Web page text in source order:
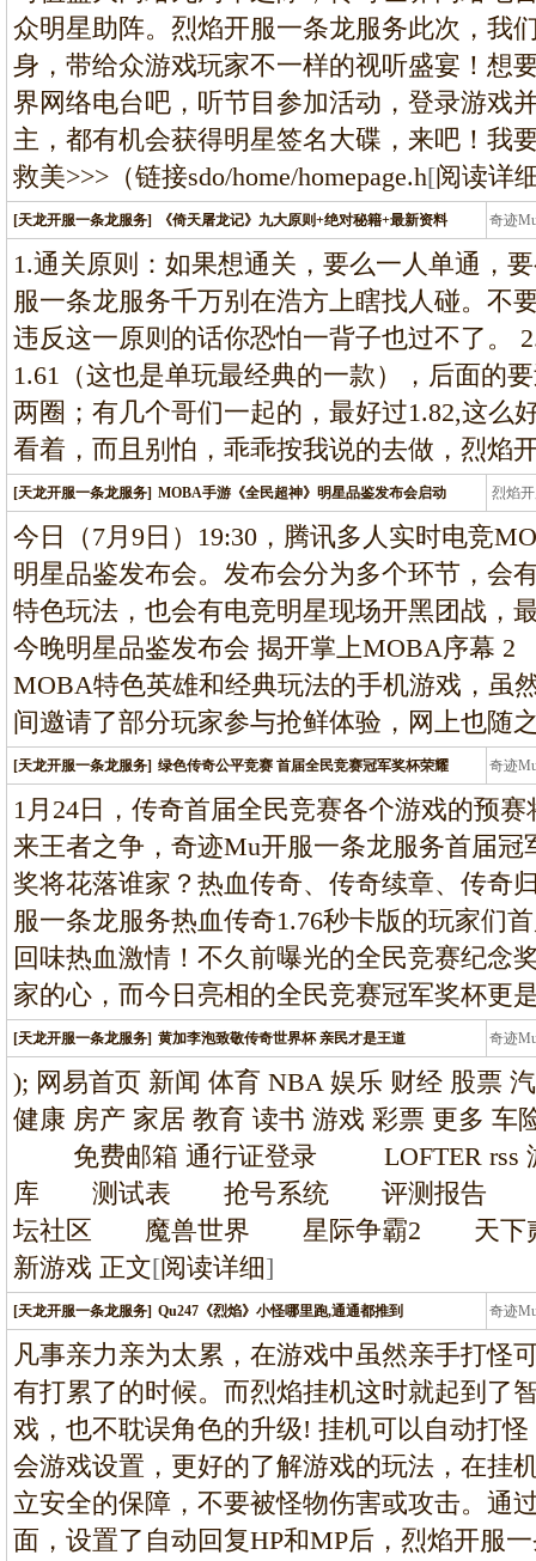
众明星助阵。烈焰开服一条龙服务此次，我
身，带给众游戏玩家不一样的视听盛宴！想
界网络电台吧，听节目参加活动，登录游戏
主，都有机会获得明星签名大碟，来吧！我
救美>>>（链接sdo/home/homepage.h[阅读详
[天龙开服一条龙服务] 《倚天屠龙记》九大原则+绝对秘籍+最新资料 奇迹
条
1.通关原则：如果想通关，要么一人单通，
服一条龙服务千万别在浩方上瞎找人碰。不
违反这一原则的话你恐怕一背子也过不了。
1.61（这也是单玩最经典的一款），后面的
两圈；有几个哥们一起的，最好过1.82,这么
看着，而且别怕，乖乖按我说的去做，烈焰
[天龙开服一条龙服务] MOBA手游《全民超神》明星品鉴发布会启动 烈焰
龙
今日（7月9日）19:30，腾讯多人实时电竞
明星品鉴发布会。发布会分为多个环节，会
特色玩法，也会有电竞明星现场开黑团战，
今晚明星品鉴发布会 揭开掌上MOBA序幕 2
MOBA特色英雄和经典玩法的手机游戏，虽
间邀请了部分玩家参与抢鲜体验，网上也随
[天龙开服一条龙服务] 绿色传奇公平竞赛 首届全民竞赛冠军奖杯荣耀 奇迹
条
1月24日，传奇首届全民竞赛各个游戏的预
来王者之争，奇迹Mu开服一条龙服务首届
奖将花落谁家？热血传奇、传奇续章、传奇
服一条龙服务热血传奇1.76秒卡版的玩家们
回味热血激情！不久前曝光的全民竞赛纪念
家的心，而今日亮相的全民竞赛冠军奖杯更
[天龙开服一条龙服务] 黄加李泡致敬传奇世界杯 亲民才是王道 奇迹
条
); 网易首页 新闻 体育 NBA 娱乐 财经 股票
健康 房产 家居 教育 读书 游戏 彩票 更多 车
免费邮箱 通行证登录 LOFTER
库 测试表 抢号系统 评测报告
坛社区 魔兽世界 星际争霸2 天下
新游戏 正文[阅读详细]
[天龙开服一条龙服务] Qu247《烈焰》小怪哪里跑,通通都推到 奇迹
条
凡事亲力亲为太累，在游戏中虽然亲手打怪
有打累了的时候。而烈焰挂机这时就起到了
戏，也不耽误角色的升级! 挂机可以自动打
会游戏设置，更好的了解游戏的玩法，在挂
立安全的保障，不要被怪物伤害或攻击。通
面，设置了自动回复HP和MP后，烈焰开服